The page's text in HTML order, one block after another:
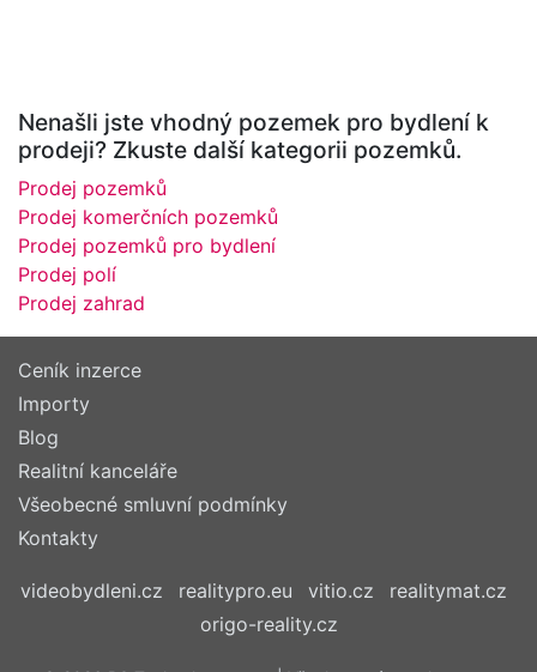
Nenašli jste vhodný pozemek pro bydlení k
prodeji? Zkuste další kategorii pozemků.
Prodej pozemků
Prodej komerčních pozemků
Prodej pozemků pro bydlení
Prodej polí
Prodej zahrad
Ceník inzerce
Importy
Blog
Realitní kanceláře
Všeobecné smluvní podmínky
Kontakty
videobydleni.cz realitypro.eu vitio.cz
realitymat.cz
origo-reality.cz